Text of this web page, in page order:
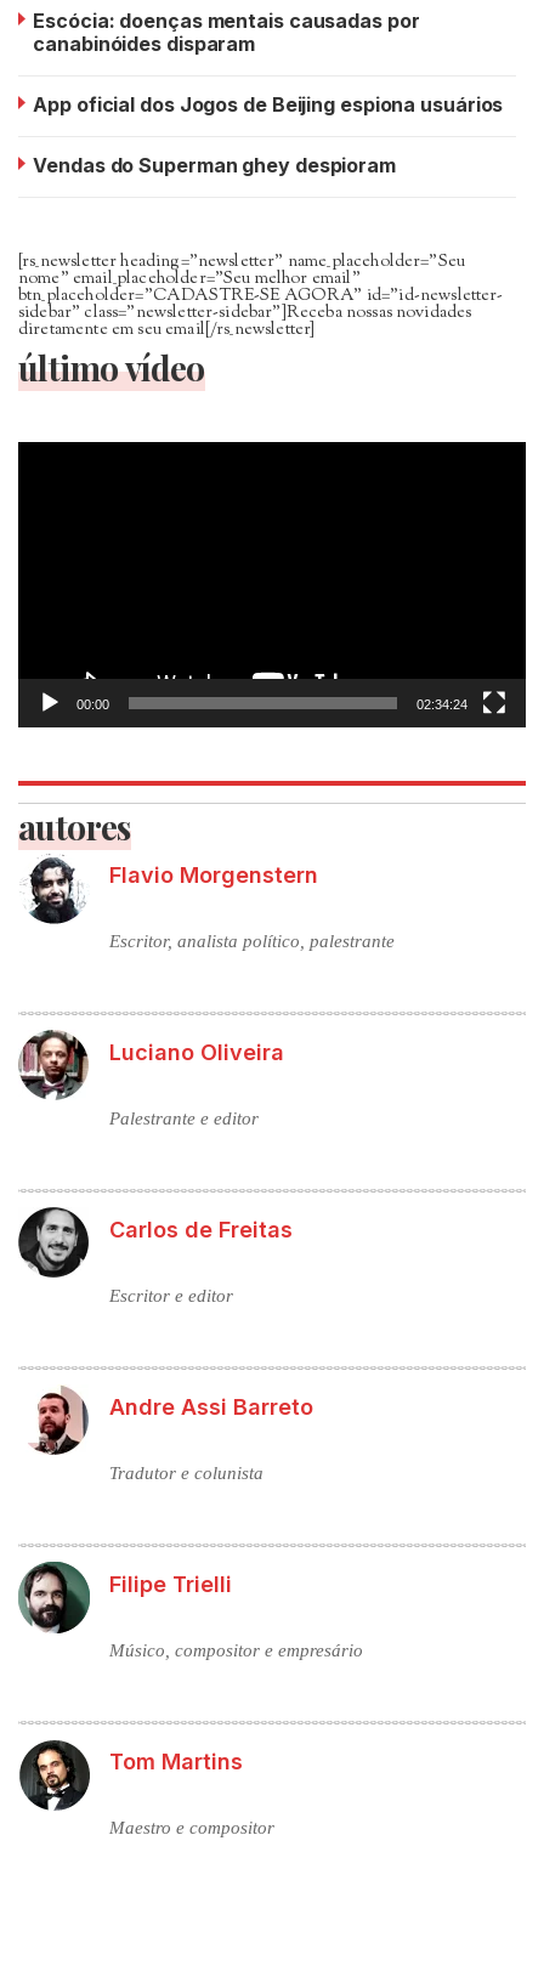
Escócia: doenças mentais causadas por
canabinóides disparam
App oficial dos Jogos de Beijing espiona usuários
Vendas do Superman ghey despioram
[rs_newsletter heading=”newsletter” name_placeholder=”Seu
nome” email_placeholder=”Seu melhor email”
btn_placeholder=”CADASTRE-SE AGORA” id=”id-newsletter-
sidebar” class=”newsletter-sidebar”]Receba nossas novidades
diretamente em seu email[/rs_newsletter]
último vídeo
Tocador
00:00 02:34:24
autores
Flavio Morgenstern
Escritor, analista político, palestrante
Luciano Oliveira
Palestrante e editor
Carlos de Freitas
Escritor e editor
Andre Assi Barreto
Tradutor e colunista
Filipe Trielli
Músico, compositor e empresário
Tom Martins
Maestro e compositor